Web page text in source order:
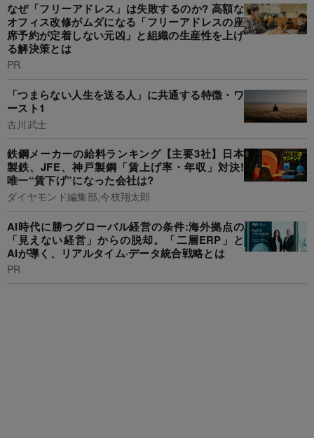
なぜ「フリーアドレス」は失敗するのか? 高額な
オフィス改修がムダになる「フリーアドレスの座
席予約が定着しない元凶」と組織の生産性を上げ
る解決策とは
PR
「つまらない人生を送る人」に共通する特徴・ワ
ースト1
古川武士
鉄鋼メーカーの給料ランキング【主要3社】日本
製鉄、JFE、神戸製鋼「賃上げ率・年収」対決!
唯一“賃下げ”になった会社は?
ダイヤモンド編集部,今枝翔太郎
AI時代に勝つグローバル経営の条件:海外拠点の
「見えない経営」からの脱却。「二層ERP」と
AIが導く、リアルタイム·データ統合戦略とは
PR